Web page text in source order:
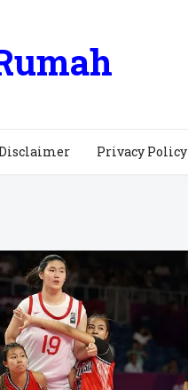
Privacy Policy